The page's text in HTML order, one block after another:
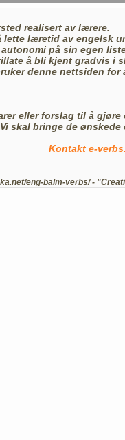
realisert av lærere.
lette læretid avengelsk
på sin egen
å bli kjent gradvis i
denne nettsiden
eller forslag til å
skal bringe de ønskede
Kontakt e-
eng-balm-verbs/-